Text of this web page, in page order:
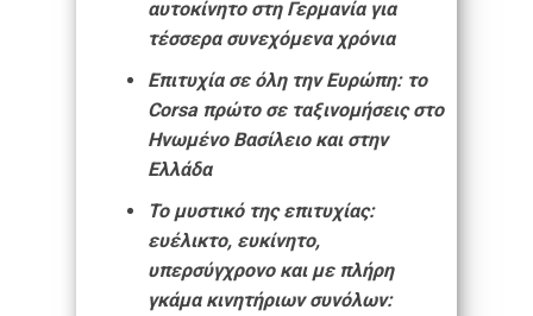
αυτοκίνητο στη Γερμανία για
τέσσερα συνεχόμενα χρόνια
Επιτυχία σε όλη την Ευρώπη: το
Corsa πρώτο σε ταξινομήσεις στο
Ηνωμένο Βασίλειο και στην
Ελλάδα
Το μυστικό της επιτυχίας:
ευέλικτο, ευκίνητο,
υπερσύγχρονο και με πλήρη
γκάμα κινητήριων συνόλων: